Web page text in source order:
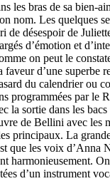
les bras de sa bien-
nom. Les quelques
de désespoir de
d’émotion et
on peut le
d’une superbe
du calendrier ou
programmées par le
la sortie dans les
de Bellini avec les
principaux. La
que les voix d’Anna
harmonieusement.
d’un instrument